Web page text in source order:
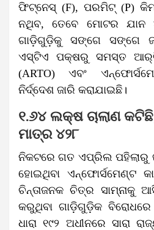
ଫିଟ୍‌ନେସ୍‌ (F), ପରମିଟ୍‌ (P)
ନଥିବ, ତେବେ ମୋଟର ଯାନ
ଗାଡ଼ିଗୁଡ଼ିକୁ ସଙ୍ଗେ ସଙ୍ଗେ
ଏସ୍‌ଟିଏ ପକ୍ଷରୁ ସମସ୍ତ
(ARTO) ଏବଂ
ନିର୍ଦ୍ଦେଶ ଜାରି କରାଯାଇଛି।
୧.୬୪ ଲକ୍ଷ ଚାଲାଣ
ମାତ୍ର ୪୨୮
ନିକଟରେ ଗତ ଏପ୍ରିଲ ପହିଲାରୁ
ହୋଇଥିବା ଏନ୍‌ଫୋର୍ସମେଣ୍ଟ
ଚିନ୍ତାଜନକ ଚିତ୍ର ସାମ୍ନାକୁ
କରୁଥିବା ଗାଡ଼ିଗୁଡ଼ିକ
ଧାରା ୧୯୨ ଅଧୀନରେ ସାରା